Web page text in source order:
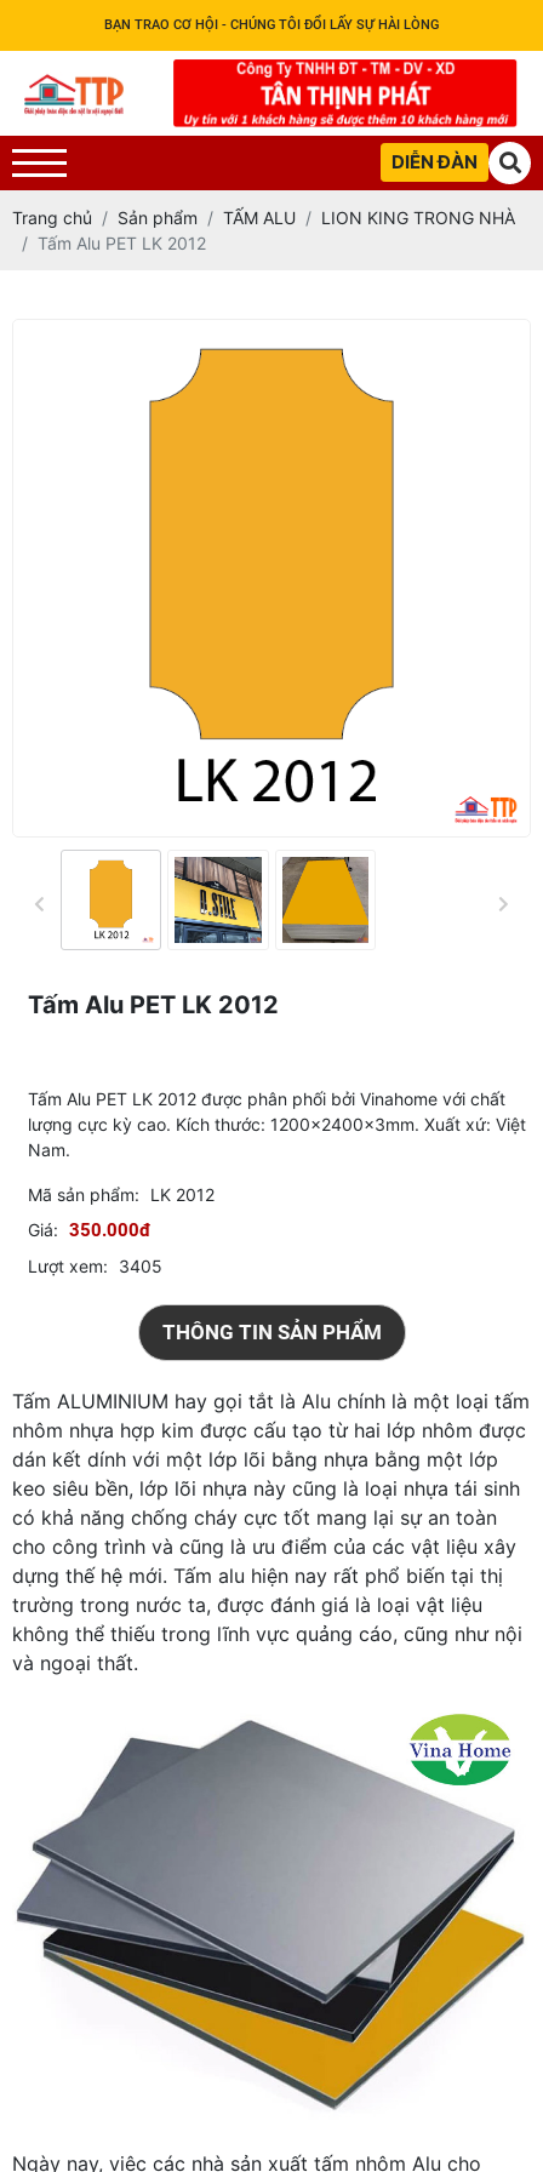
BẠN TRAO CƠ HỘI - CHÚNG TÔI ĐỔI LẤY SỰ HÀI LÒNG
DIỄN ĐÀN
Trang chủ Sản phẩm TẤM ALU
LION KING TRONG NHÀ
Tấm Alu PET LK 2012
Tấm Alu PET LK 2012
Tấm Alu PET LK 2012 được phân phối bởi Vinahome với chất
lượng cực kỳ cao. Kích thước: 1200x2400x3mm. Xuất xứ: Việt
Nam.
Mã sản phẩm:
LK 2012
Giá: 350.000đ
Lượt xem: 3405
THÔNG TIN SẢN PHẨM
Tấm ALUMINIUM hay gọi tắt là Alu chính là một loại tấm
nhôm nhựa hợp kim được cấu tạo từ hai lớp nhôm được
dán kết dính với một lớp lõi bằng nhựa bằng một lớp
keo siêu bền, lớp lõi nhựa này cũng là loại nhựa tái sinh
có khả năng chống cháy cực tốt mang lại sự an toàn
cho công trình và cũng là ưu điểm của các vật liệu xây
dựng thế hệ mới. Tấm alu hiện nay rất phổ biến tại thị
trường trong nước ta, được đánh giá là loại vật liệu
không thể thiếu trong lĩnh vực quảng cáo, cũng như nội
và ngoại thất.
Ngày nay, việc các nhà sản xuất tấm nhôm Alu cho